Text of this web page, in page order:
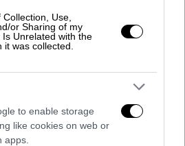
Use,
or Sharing of my
Unrelated with the
was collected.
to enable storage
like cookies on web or
apps.
αυτόπτες όταν
στο σημείο
λόγο που τον χτυπάμε
αυτοί»